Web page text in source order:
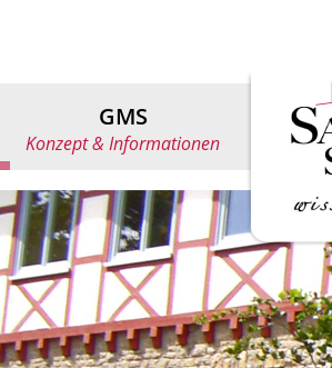
GMS
Konzept & Informationen